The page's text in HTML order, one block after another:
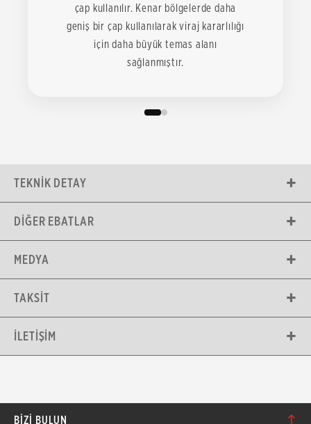
çap kullanılır. Kenar bölgelerde daha
geniş bir çap kullanılarak viraj kararlılığı
için daha büyük temas alanı
sağlanmıştır.
TEKNIK DETAY
DIĞER EBATLAR
MEDYA
TAKSIT
İLETIŞIM
BIZI BULUN